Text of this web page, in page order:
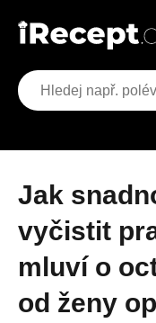
Jak snadno a nejrychleji
vyčistit
mluví o
od ženy